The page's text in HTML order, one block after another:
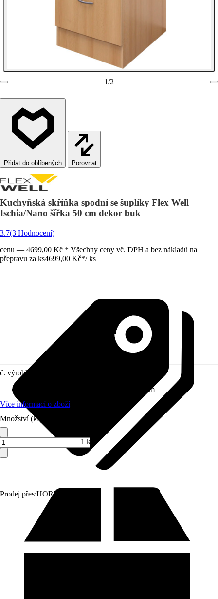
1/2
Porovnat
Kuchyňská skříňka spodní se šuplíky Flex Well
Ischia/Nano šířka 50 cm dekor buk
3.7(3 Hodnocení)
cenu — 4699,00 Kč * Všechny ceny vč. DPH a bez nákladů na
přepravu za ks4699,00 Kč*/ ks
Prodej přes:HORNBACH
č. výrobku
50 cm x 85 cm x 60 cm
Více informací o zboží
Množství (ks)
1 ks